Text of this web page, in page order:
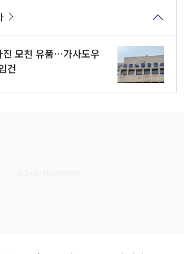
진 모친 유품…가사도우
건